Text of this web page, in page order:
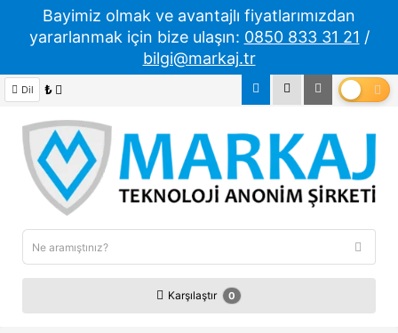
Bayimiz olmak ve avantajlı fiyatlarımızdan
yararlanmak için bize ulaşın: 0850 833 31 21 /
bilgi@markaj.tr
Dil ₺
Karşılaştır 0